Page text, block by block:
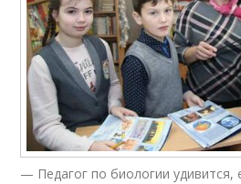
— Педагог по биологии удивится,